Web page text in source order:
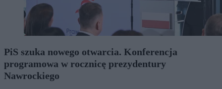
PiS szuka nowego otwarcia. Konferencja
programowa w rocznicę prezydentury
Nawrockiego